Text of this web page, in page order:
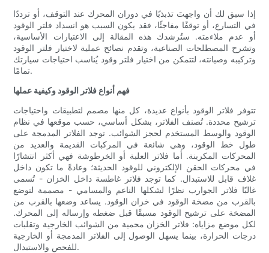
إذا سبق لك أن واجهتَ تذبذبًا في دوران المحرك عند التوقف، أو ترددًا
في التسارع، أو توقفًا مفاجئًا، فقد يكون السبب هو انسداد فلتر الوقود
أو عدم ملاءمته. ستُرشدك هذه المقالة إلى الاعتبارات الأساسية،
وتشرح المصطلحات الصناعية، وتقدم نصائح عملية لاختيار فلتر الوقود
وتركيبه وصيانته، لتتمكن من اختيار فلتر وقود يُناسب احتياجات سيارتك
تمامًا.
فهم أنواع فلاتر الوقود وكيفية عملها
تتوفر فلاتر الوقود بأنواع عديدة، كل منها مصمم لتطبيقات واحتياجات
ترشيح محددة. تُصنف الفلاتر، بشكل أساسي، حسب موقعها في نظام
الوقود والوسط المستخدم لحجز الشوائب. توجد الفلاتر المدمجة على
طول خط الوقود، وهي شائعة في المركبات القديمة والعديد من
المحركات المكربنة. أما فلاتر العلبة أو الخرطوشة فهي أكثر انتشارًا
في محركات الحقن الإلكتروني للوقود الحديثة؛ وعادةً ما تكون داخل
غلاف قابل للاستبدال. كما توجد فلاتر غاطسة داخل الخزان - تُسمى
غالبًا فلاتر الجوارب نظرًا لشكلها الناعم والمسامي - مصممة لتوضع
بالقرب من مضخة الوقود في خزان الوقود. يساعد وضعها بالقرب من
المضخة على ترشيح الوقود مسبقًا قبل ضغطه وإرساله إلى المحرك.
لكل موضع مزاياه: فلاتر الخزان محمية من الشوائب الخارجية وتقلبات
درجات الحرارة، بينما يسهل الوصول إلى الفلاتر المدمجة أو الخارجية
للفحص والاستبدال.